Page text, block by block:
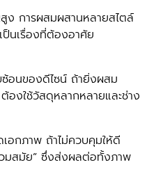
การผสมผสานหลายสไตล์
นเรื่องที่ต้องอาศัย
อนของดีไซน์ ถ้ายิ่งผสม
องใช้วัสดุหลากหลายและช่าง
อกภาพ ถ้าไม่ควบคุมให้ดี
มสมัย” ซึ่งส่งผลต่อทั้งภาพ